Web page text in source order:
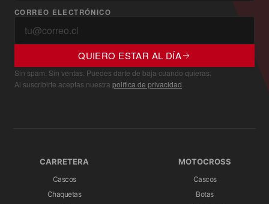
CORREO ELECTRÓNICO
QUIERO ESTAR AL DÍA
Sin spam. Sin ventas. Puedes darte de baja cuando quieras.
Al suscribirte aceptas nuestra política de privacidad
CARRETERA
Cascos
Chaquetas
MOTOCROSS
Cascos
Botas